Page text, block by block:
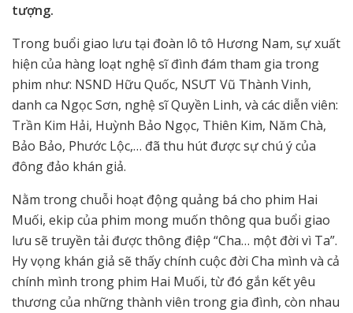
tượng.
Trong buổi giao lưu tại đoàn lô tô Hương Nam, sự xuất
hiện của hàng loạt nghệ sĩ đình đám tham gia trong
phim như: NSND Hữu Quốc, NSƯT Vũ Thành Vinh,
danh ca Ngọc Sơn, nghệ sĩ Quyền Linh, và các diễn viên:
Trần Kim Hải, Huỳnh Bảo Ngọc, Thiên Kim, Năm Chà,
Bảo Bảo, Phước Lộc,… đã thu hút được sự chú ý của
đông đảo khán giả.
Nằm trong chuỗi hoạt động quảng bá cho phim Hai
Muối, ekip của phim mong muốn thông qua buổi giao
lưu sẽ truyền tải được thông điệp “Cha… một đời vì Ta”.
Hy vọng khán giả sẽ thấy chính cuộc đời Cha mình và cả
chính mình trong phim Hai Muối, từ đó gắn kết yêu
thương của những thành viên trong gia đình, còn nhau